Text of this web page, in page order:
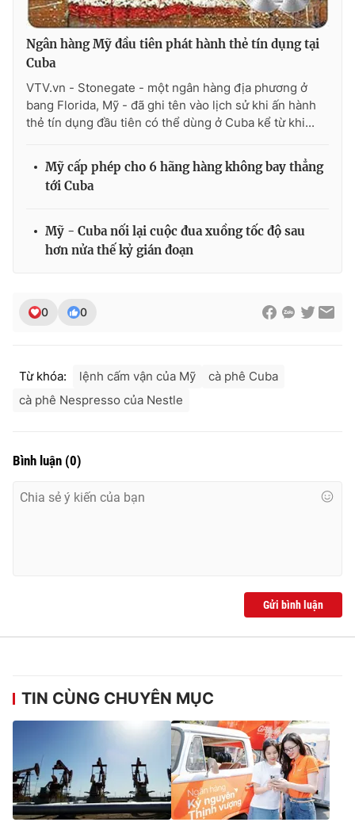
Thời báo VTV
Giấy phép hoạt động báo in và báo điện tử số 483/GP-BTTTT
cấp ngày 29/12/2023
Phó Tổng Biên tập:
Nguyễn Thị Mỹ Hạnh, Phạm Quốc Thắng,
Nguyễn Trọng Ninh
toasoan@vtv.vn
Liên hệ quảng cáo:024-7300.7108
Ngân hàng Mỹ đầu tiên phát hành thẻ tín dụng tại
Cuba
VTV.vn - Stonegate - một ngân hàng địa phương ở
bang Florida, Mỹ - đã ghi tên vào lịch sử khi ấn hành
thẻ tín dụng đầu tiên có thể dùng ở Cuba kể từ khi...
Mỹ cấp phép cho 6 hãng hàng không bay thẳng
tới Cuba
Mỹ - Cuba nối lại cuộc đua xuồng tốc độ sau
hơn nửa thế kỷ gián đoạn
0 0
Từ khóa: lệnh cấm vận của Mỹ
cà phê Cuba
cà phê Nespresso của Nestle
Bình luận (0)
Gửi bình luận
TIN CÙNG CHUYÊN MỤC